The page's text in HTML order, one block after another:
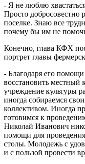
- Я не люблю
Просто добросовестно
поселке. Знаю все
почему бы им не
Конечно, глава КФХ
портрет главы
- Благодаря его
восстановить местный
учреждение культуры
иногда собираемся
коллективом. Иногда
готовимся к
Николай Иванович
помощи для
столы. Молодежь с
и с пользой провести